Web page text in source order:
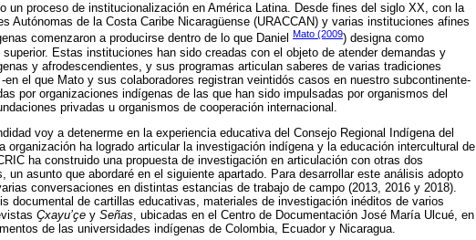
un proceso de institucionalización en América Latina. Desde fines del siglo XX, con la
Autónomas de la Costa Caribe Nicaragüense (URACCAN) y varias instituciones afines
comenzaron a producirse dentro de lo que Daniel Mato (2009) designa como
superior. Estas instituciones han sido creadas con el objeto de atender demandas y
y afrodescendientes, y sus programas articulan saberes de varias tradiciones
el que Mato y sus colaboradores registran veintidós casos en nuestro subcontinente-
por organizaciones indígenas de las que han sido impulsadas por organismos del
privadas u organismos de cooperación internacional.
voy a detenerme en la experiencia educativa del Consejo Regional Indígena del
organización ha logrado articular la investigación indígena y la educación intercultural de
ha construido una propuesta de investigación en articulación con otras dos
un asunto que abordaré en el siguiente apartado. Para desarrollar este análisis adopto
conversaciones en distintas estancias de trabajo de campo (2013, 2016 y 2018).
documental de cartillas educativas, materiales de investigación inéditos de varios
Ҫxayu’ҫe y Señas , ubicadas en el Centro de Documentación José María Ulcué, en
de las universidades indígenas de Colombia, Ecuador y Nicaragua.